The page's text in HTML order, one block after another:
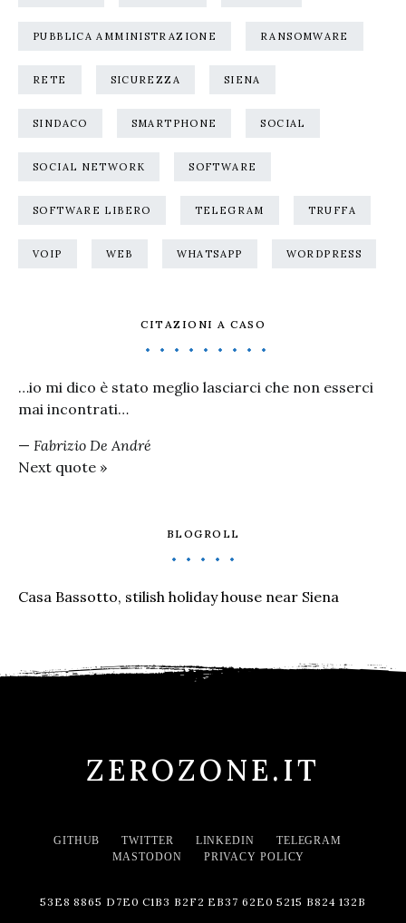
PUBBLICA AMMINISTRAZIONE RANSOMWARE
RETE SICUREZZA SIENA
SINDACO SMARTPHONE SOCIAL
SOCIAL NETWORK SOFTWARE
SOFTWARE LIBERO TELEGRAM TRUFFA
VOIP WEB WHATSAPP WORDPRESS
CITAZIONI A CASO
…io mi dico è stato meglio lasciarci che non esserci
mai incontrati…
— Fabrizio De André
Next quote »
BLOGROLL
Casa Bassotto, stilish holiday house near Siena
ZEROZONE.IT
GITHUB TWITTER LINKEDIN
TELEGRAM
MASTODON
PRIVACY POLICY
53E8 8865 D7E0 C1B3 B2F2 EB37 62E0 5215 B824 132B